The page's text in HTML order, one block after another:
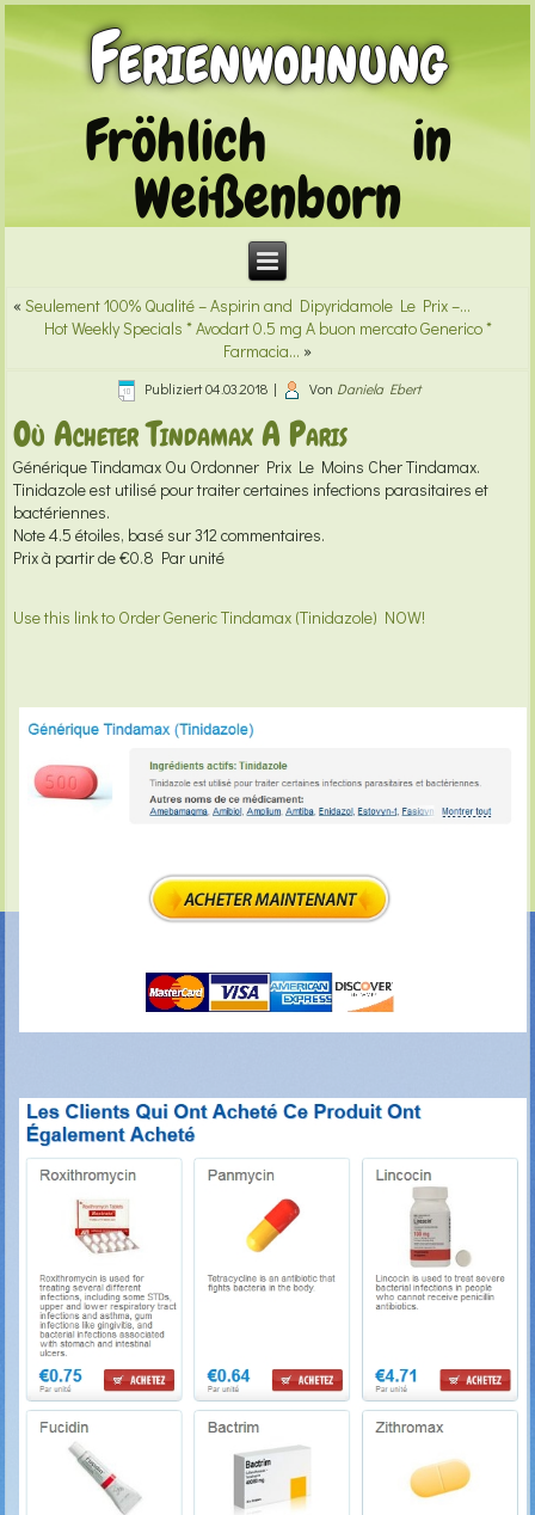
Ferienwohnung
Fröhlich in
Weißenborn
«Seulement 100% Qualité – Aspirin and Dipyridamole Le Prix –…
Hot Weekly Specials * Avodart 0.5 mg A buon mercato Generico *
Farmacia… »
Publiziert 04.03.2018| Von Daniela Ebert
Où Acheter Tindamax A Paris
Générique Tindamax Ou Ordonner Prix Le Moins Cher Tindamax.
Tinidazole est utilisé pour traiter certaines infections parasitaires et
bactériennes.
Note4.5 étoiles, basé sur312 commentaires.
Prix à partir de€0.8 Par unité
Use this link to Order Generic Tindamax (Tinidazole) NOW!